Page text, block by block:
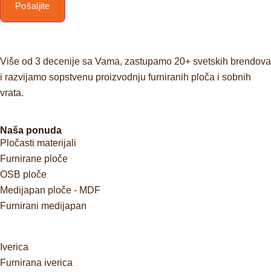
Pošaljite
Više od 3 decenije sa Vama, zastupamo 20+ svetskih brendova
i razvijamo sopstvenu proizvodnju furniranih ploča i sobnih
vrata.
Naša ponuda
Pločasti materijali
Furnirane ploče
OSB ploče
Medijapan ploče - MDF
Furnirani medijapan
Iverica
Furnirana iverica